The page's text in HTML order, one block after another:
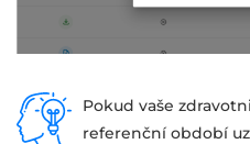
Pokud vaše
referenční období